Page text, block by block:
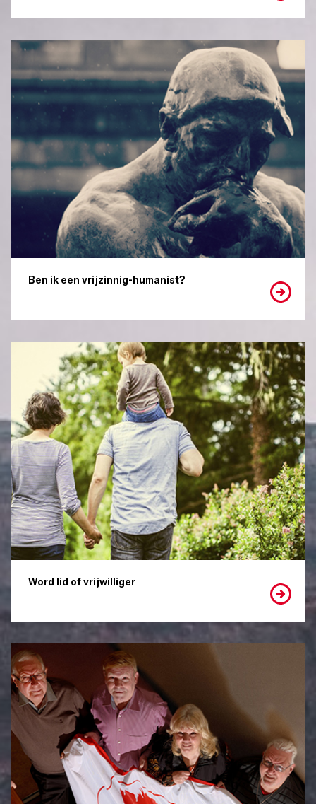
Ben ik een vrijzinnig-humanist?
Word lid of vrijwilliger